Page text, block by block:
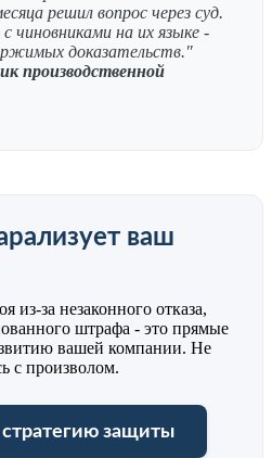
решил вопрос через суд.
чиновниками на их языке -
доказательств."
производственной
ваш
из-за незаконного отказа,
штрафа - это прямые
вашей компании. Не
с произволом.
стратегию защиты